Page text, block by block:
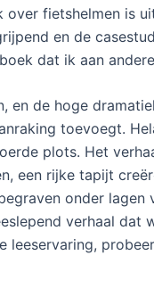
fietshelmen is
en de
dat ik aan
en de hoge
toevoegt.
plots. Het
een rijke tapijt
onder
verhaal
probeer